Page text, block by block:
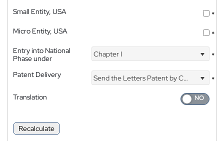
Small Entity, USA
*
Micro Entity, USA
*
Entry into National
Phase under
Chapter I *
Patent Delivery Send the Letters Patent by Courier
*
Translation
Recalculate